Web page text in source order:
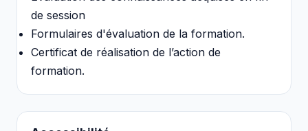
de session
Formulaires d'évaluation de la formation.
Certificat de réalisation de l’action de
formation.